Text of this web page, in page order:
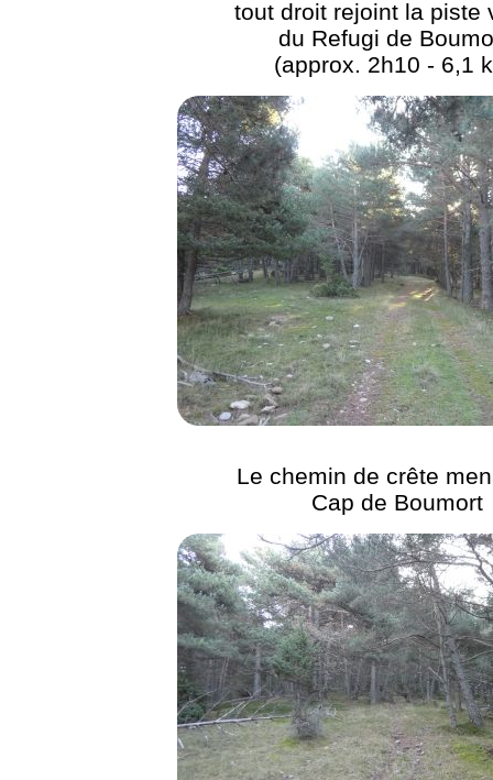
tout droit rejoint la piste
du Refugi de
(approx. 2h10 - 6,1
Le chemin de crête
Cap de Boumort